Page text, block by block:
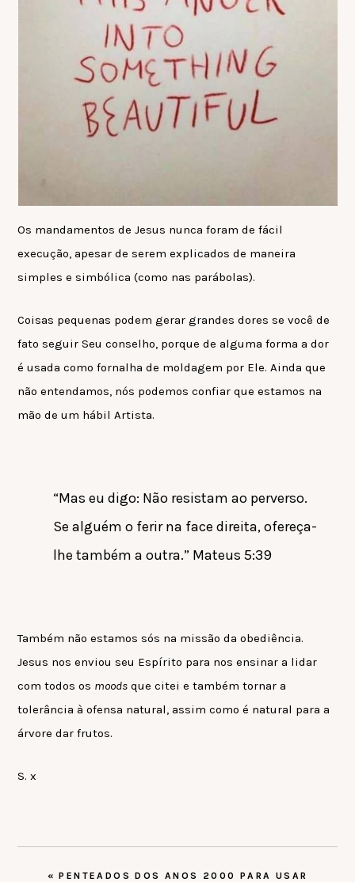
Os mandamentos de Jesus nunca foram de fácil
execução, apesar de serem explicados de maneira
simples e simbólica (como nas parábolas).
Coisas pequenas podem gerar grandes dores se você de
fato seguir Seu conselho, porque de alguma forma a dor
é usada como fornalha de moldagem por Ele. Ainda que
não entendamos, nós podemos confiar que estamos na
mão de um hábil Artista.
“Mas eu digo: Não resistam ao perverso.
Se alguém o ferir na face direita, ofereça-
lhe também a outra.” Mateus 5:39
Também não estamos sós na missão da obediência.
Jesus nos enviou seu Espírito para nos ensinar a lidar
com todos os moods que citei e também tornar a
tolerância à ofensa natural, assim como é natural para a
árvore dar frutos.
S. x
POST
« PENTEADOS DOS ANOS 2000 PARA USAR